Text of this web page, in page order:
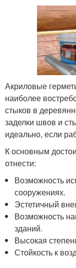
Акриловые
наиболее
стыков в
заделки швов и
идеально, если
К основным
отнести:
Возможность
сооружениях.
Эстетичный
Возможность
зданий.
Высокая
Стойкость к